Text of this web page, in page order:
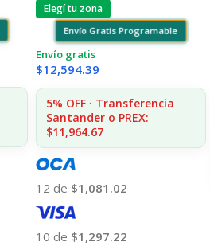
Elegí tu zona
Envío Gratis Programable
Envío gratis
$12,594.39
5% OFF · Transferencia
Santander o PREX:
$11,964.67
12 de $1,081.02
10 de $1,297.22